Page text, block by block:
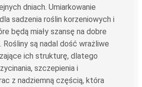
dniach. Umiarkowanie
sadzenia roślin korzeniowych i
będą miały szansę na dobre
Rośliny są nadal dość wrażliwe
ich strukturę, dlatego
szczepienia i
z nadziemną częścią, która